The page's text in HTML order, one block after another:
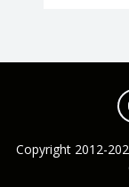
Copyright 2012-